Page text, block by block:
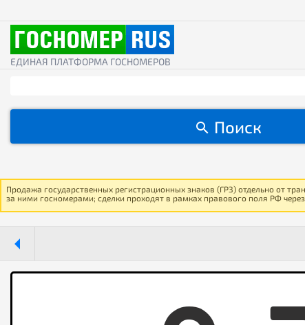
ЕДИНАЯ ПЛАТФОРМА ГОСНОМЕРОВ
Поиск
Продажа государственных регистрационных знаков (ГРЗ) отдельно от
за ними госномерами; сделки проходят в рамках правового поля РФ